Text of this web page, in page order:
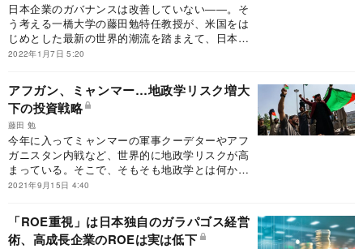
日本企業のガバナンスは改善していない――。そ
う考える一橋大学の藤田勉特任教授が、米国をは
じめとした最新の世界的潮流を踏まえて、日本企
業が真に実現すべき、株価にも影響する企業統治
2022年1月7日 5:20
アフガン、ミャンマー…地政学リスク増大
下の投資戦略
藤田 勉
今年に入ってミャンマーの軍事クーデターやアフ
ガニスタン内戦など、世界的に地政学リスクが高
まっている。そこで、そもそも地政学とは何か、
リスクが高まっている背景を踏まえ、世界の株式
2021年9月15日 4:40
「ROE重視」は日本独自のガラパゴス経営
術、高成長企業のROEは実は低下